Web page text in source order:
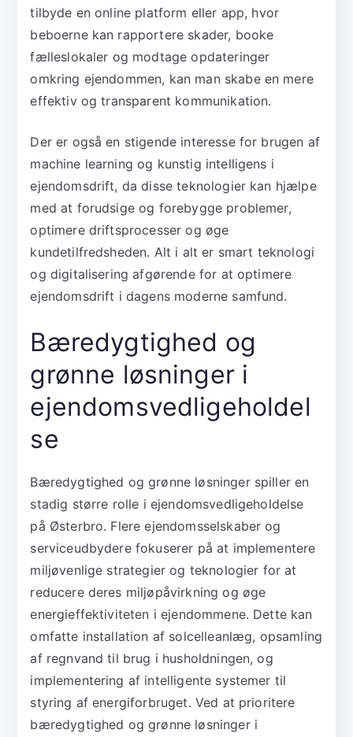
tilbyde en online platform eller app, hvor
beboerne kan rapportere skader, booke
fælleslokaler og modtage opdateringer
omkring ejendommen, kan man skabe en mere
effektiv og transparent kommunikation.
Der er også en stigende interesse for brugen af
machine learning og kunstig intelligens i
ejendomsdrift, da disse teknologier kan hjælpe
med at forudsige og forebygge problemer,
optimere driftsprocesser og øge
kundetilfredsheden. Alt i alt er smart teknologi
og digitalisering afgørende for at optimere
ejendomsdrift i dagens moderne samfund.
Bæredygtighed og
grønne løsninger i
ejendomsvedligeholdel
se
Bæredygtighed og grønne løsninger spiller en
stadig større rolle i ejendomsvedligeholdelse
på Østerbro. Flere ejendomsselskaber og
serviceudbydere fokuserer på at implementere
miljøvenlige strategier og teknologier for at
reducere deres miljøpåvirkning og øge
energieffektiviteten i ejendommene. Dette kan
omfatte installation af solcelleanlæg, opsamling
af regnvand til brug i husholdningen, og
implementering af intelligente systemer til
styring af energiforbruget. Ved at prioritere
bæredygtighed og grønne løsninger i